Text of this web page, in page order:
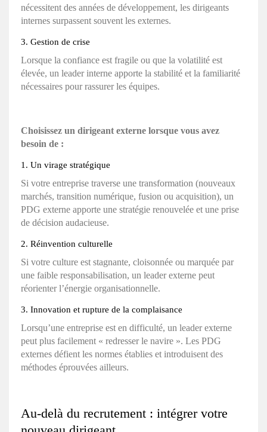
nécessitent des années de développement, les dirigeants
internes surpassent souvent les externes.
3. Gestion de crise
Lorsque la confiance est fragile ou que la volatilité est
élevée, un leader interne apporte la stabilité et la familiarité
nécessaires pour rassurer les équipes.
Choisissez un dirigeant externe lorsque vous avez
besoin de :
1. Un virage stratégique
Si votre entreprise traverse une transformation (nouveaux
marchés, transition numérique, fusion ou acquisition), un
PDG externe apporte une stratégie renouvelée et une prise
de décision audacieuse.
2. Réinvention culturelle
Si votre culture est stagnante, cloisonnée ou marquée par
une faible responsabilisation, un leader externe peut
réorienter l’énergie organisationnelle.
3. Innovation et rupture de la complaisance
Lorsqu’une entreprise est en difficulté, un leader externe
peut plus facilement « redresser le navire ». Les PDG
externes défient les normes établies et introduisent des
méthodes éprouvées ailleurs.
Au-delà du recrutement : intégrer votre